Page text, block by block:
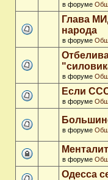
в форуме
Глава
народа
в форуме
в форуме
Если
в форуме
в форуме
в форуме
Одесса